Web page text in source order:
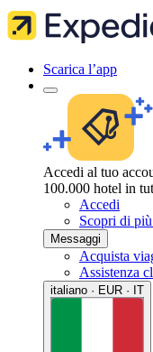
Scarica l’app
Accedi al tuo
100.000 hotel in
Accedi
Scopri di
Messaggi
Acquista
Assistenza
italiano · EUR · IT